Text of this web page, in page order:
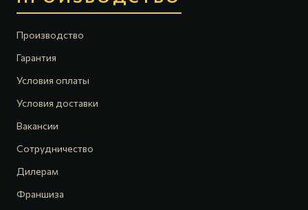
Производство
Гарантия
Условия оплаты
Условия доставки
Вакансии
Сотрудничество
Дилерам
Франшиза